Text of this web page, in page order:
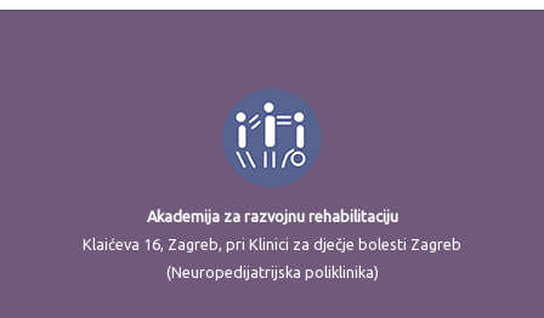
Akademija za razvojnu rehabilitaciju
Klaićeva 16, Zagreb, pri Klinici za dječje bolesti Zagreb
(Neuropedijatrijska poliklinika)